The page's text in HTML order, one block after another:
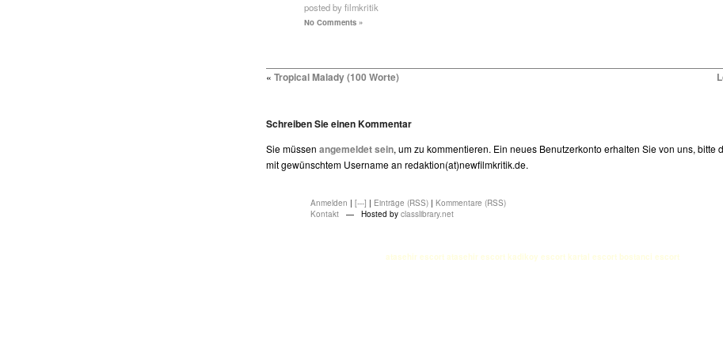
posted by filmkritik
No Comments »
« Tropical Malady (100 Worte)
Schreiben Sie einen Kommentar
Sie müssen angemeldet sein, um zu kommentieren. Ein neues Benutzerkonto erhalten Sie von uns, bitte
mit gewünschtem Username an redaktion(at)newfilmkritik.de.
Anmelden | [---] | Einträge (RSS) | Kommentare (RSS)
Kontakt — Hosted by classlibrary.net
atasehir escort atasehir escort kadikoy escort kartal escort bostanci escort